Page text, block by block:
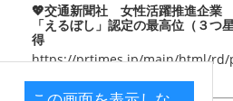
💖交通新聞社 女性活躍推進企業
「えるぼし」認定の最高位（３つ
得
https://prtimes.jp/main/html/rd/